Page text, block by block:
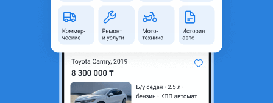
Астана, Акмолинская
Оригинальность
Оригинал